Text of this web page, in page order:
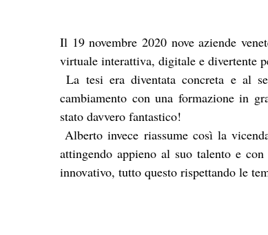
Il 19 novembre 2020 nove aziende
virtuale interattiva, digitale e divertente
La tesi era diventata concreta e al servizio delle aziende con l’intento, stavolta, di ispirare al
cambiamento con una formazione in
stato davvero fantastico!
Alberto invece riassume così la vicenda "sono stati 6 mesi di lavoro molto intensi per Elena, che
attingendo appieno al suo talento e
innovativo, tutto questo rispettando le